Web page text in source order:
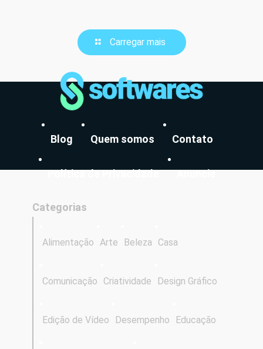
Carregar mais
Blog Quem somos Contato
Política de Privacidade Anuncie
Categorias
Alimentação Arte Beleza Casa
Comunicação Criatividade Design Gráfico
Edição de Vídeo Desempenho Educação